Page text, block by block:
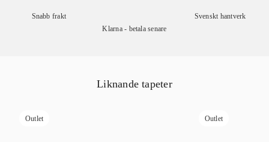
Snabb frakt
Klarna - betala senare
Svenskt hantverk
Liknande tapeter
Outlet Outlet